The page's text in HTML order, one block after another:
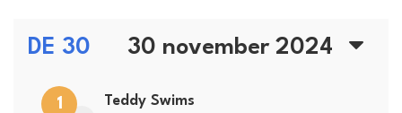
DE 30 30 november 2024
1 Teddy Swims